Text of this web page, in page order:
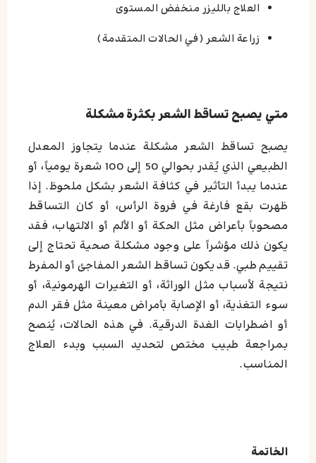
العلاج بالليزر منخفض المستوى
زراعة الشعر (في الحالات المتقدمة)
متي يصبح تساقط الشعر بكثرة مشكلة
يصبح تساقط الشعر مشكلة عندما يتجاوز المعدل
الطبيعي الذي يُقدر بحوالي 50 إلى 100 شعرة يومياً، أو
عندما يبدأ التأثير في كثافة الشعر بشكل ملحوظ. إذا
ظهرت بقع فارغة في فروة الرأس، أو كان التساقط
مصحوباً بأعراض مثل الحكة أو الألم أو الالتهاب، فقد
يكون ذلك مؤشراً على وجود مشكلة صحية تحتاج إلى
تقييم طبي. قد يكون تساقط الشعر المفاجئ أو المفرط
نتيجة لأسباب مثل الوراثة، أو التغيرات الهرمونية، أو
سوء التغذية، أو الإصابة بأمراض معينة مثل فقر الدم
أو اضطرابات الغدة الدرقية. في هذه الحالات، يُنصح
بمراجعة طبيب مختص لتحديد السبب وبدء العلاج
المناسب.
الخاتمة